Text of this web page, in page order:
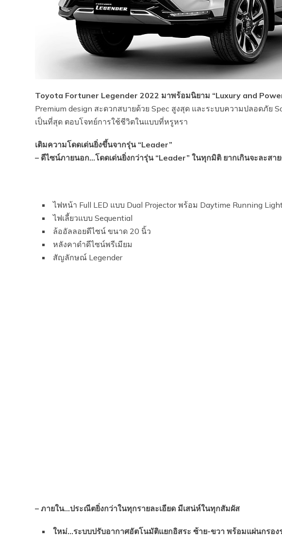
Toyota Fortuner Legender 2022 มาพร้อมนิยาม “Luxury and
Premium design สะดวกสบายด้วย Spec สูงสุด และระบบความปลอดภัย
เป็นที่สุด ตอบโจทย์การใช้ชีวิตในแบบที่หรูหรา
เติมความโดดเด่นยิ่งขึ้นจากรุ่น “Leader”
– ดีไซน์ภายนอก…โดดเด่นยิ่งกว่ารุ่น “Leader” ในทุกมิติ ยากเกินจะละสา
ไฟหน้า Full LED แบบ Dual Projector พร้อม Daytime Running
ไฟเลี้ยวแบบ Sequential
ล้ออัลลอยดีไซน์ ขนาด 20 นิ้ว
หลังคาดำดีไซน์พรีเมียม
สัญลักษณ์ Legender
– ภายใน…ประณีตยิ่งกว่าในทุกรายละเอียด มีเสน่ห์ในทุกสัมผัส
ใหม่…ระบบปรับอากาศอัตโนมัติแยกอิสระ ซ้าย-ขวา พร้อมแผ่นกรอง